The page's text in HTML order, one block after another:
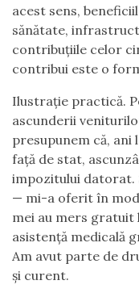
acest sens,
sănătate,
contribuțiile celor
contribui este o
Ilustrație practică.
ascunderii
presupunem că,
față de stat,
impozitului datorat.
— mi-a oferit în
mei au mers gratuit
asistență medicală
Am avut parte de
și curent.